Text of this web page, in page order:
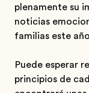
plenamente su
noticias
familias este
Puede esperar
principios de